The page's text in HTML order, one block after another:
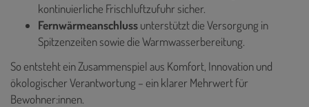
kontinuierliche Frischluftzufuhr sicher.
Fernwärmeanschlussunterstützt die Versorgung in
Spitzenzeiten sowie die Warmwasserbereitung.
So entsteht ein Zusammenspiel aus Komfort, Innovation und
ökologischer Verantwortung – ein klarer Mehrwert für
Bewohner:innen.